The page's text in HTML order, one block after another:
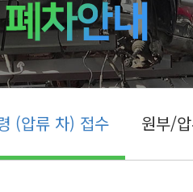
(압류 차) 접수 원부/